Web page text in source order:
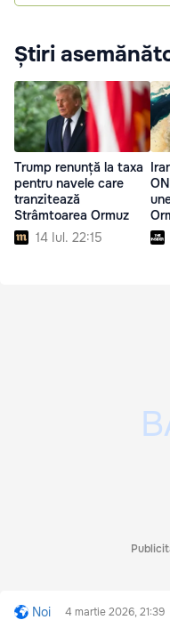
Știri
Trump renunță la taxa
pentru navele care
tranzitează
Strâmtoarea Ormuz
14 Iul. 22:15
Noi 4 martie 2026, 21:39